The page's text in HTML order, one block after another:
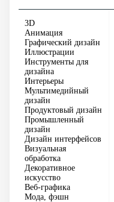
3D
Анимация
Графический дизайн
Иллюстрации
Инструменты для
дизайна
Интерьеры
Мультимедийный
дизайн
Продуктовый дизайн
Промышленный
дизайн
Дизайн интерфейсов
Визуальная
обработка
Декоративное
искусство
Веб-графика
Мода, фэшн